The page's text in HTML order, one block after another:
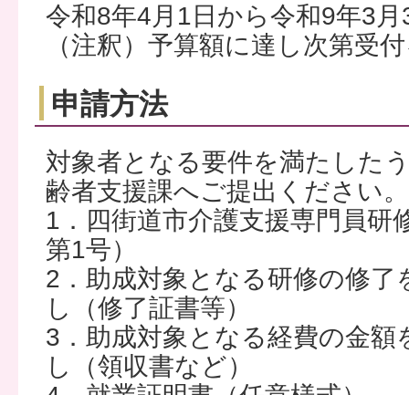
令和8年4月1日から令和9年3月
（注釈）予算額に達し次第受
申請方法
対象者となる要件を満たした
齢者支援課へご提出ください。
1．四街道市介護支援専門員研
第1号）
2．助成対象となる研修の修
し（修了証書等）
3．助成対象となる経費の金
し（領収書など）